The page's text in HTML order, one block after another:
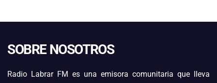
SOBRE NOSOTROS
Radio Labrar FM es una emisora comunitaria que lleva